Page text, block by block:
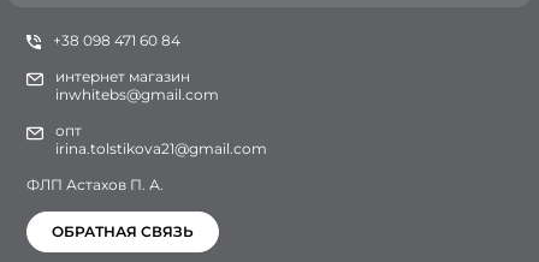
+38 098 471 60 84
интернет магазин
inwhitebs@gmail.com
опт
irina.tolstikova21@gmail.com
ФЛП Астахов П. А.
ОБРАТНАЯ СВЯЗЬ